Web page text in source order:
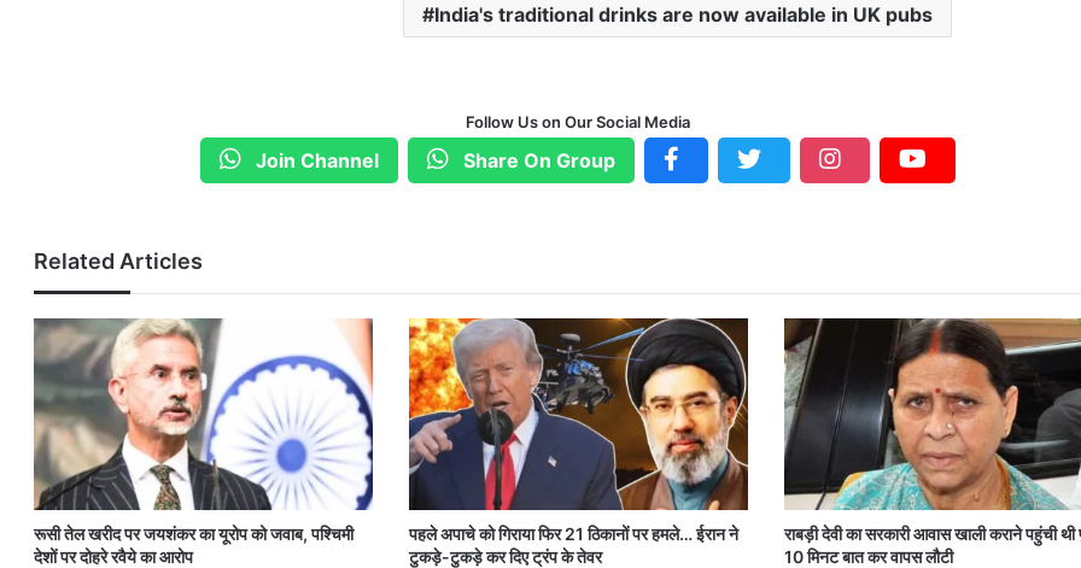
India's traditional drinks are now available in UK pubs
Follow Us on Our Social Media
Join Channel Share On Group
Related Articles
रूसी तेल खरीद पर जयशंकर का यूरोप को जवाब, पश्चिमी
देशों पर दोहरे रवैये का आरोप
पहले अपाचे को गिराया फिर 21 ठिकानों पर हमले… ईरान ने
टुकड़े-टुकड़े कर दिए ट्रंप के तेवर
राबड़ी देवी का सरकारी आवास खाली कराने पहुंची
10 मिनट बात कर वापस लौटी